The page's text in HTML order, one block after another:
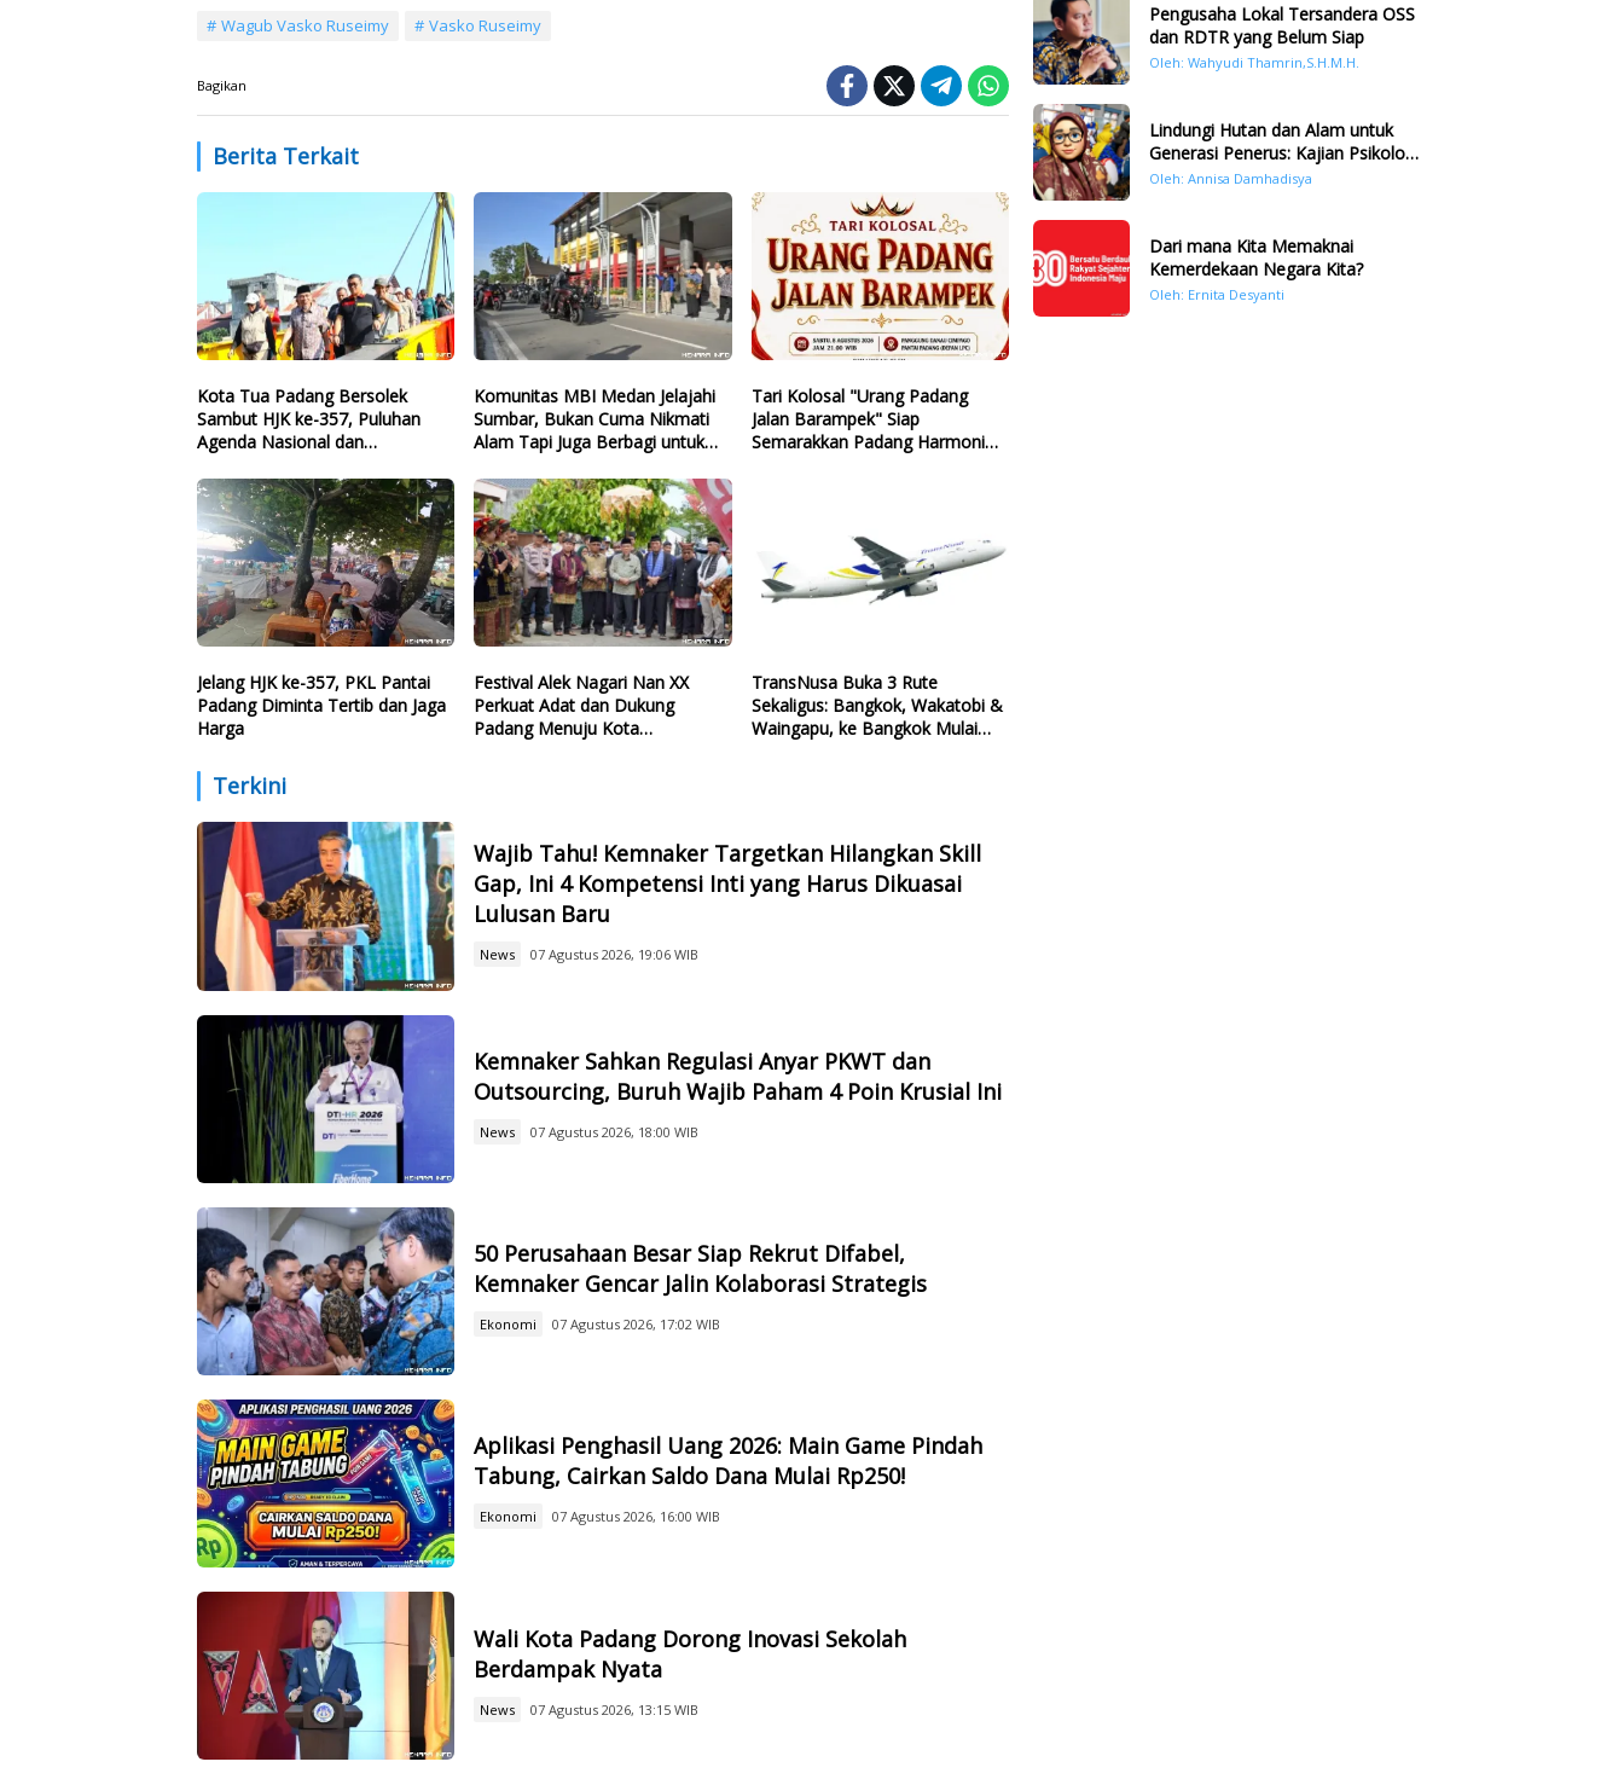
Wagub Vasko Ruseimy
Vasko Ruseimy
Bagikan
Berita Terkait
Kota Tua Padang Bersolek
Sambut HJK ke-357, Puluhan
Agenda Nasional dan
Komunitas MBI Medan Jelajahi
Sumbar, Bukan Cuma Nikmati
Alam Tapi Juga Berbagi untuk
Tari Kolosal "Urang Padang
Jalan Barampek" Siap
Semarakkan Padang Harmoni
Jelang HJK ke-357, PKL Pantai
Padang Diminta Tertib dan Jaga
Harga
Festival Alek Nagari Nan XX
Perkuat Adat dan Dukung
Padang Menuju Kota
TransNusa Buka 3 Rute
Sekaligus: Bangkok, Wakatobi &
Waingapu, ke Bangkok Mulai
Terkini
Wajib Tahu! Kemnaker Targetkan Hilangkan Skill
Gap, Ini 4 Kompetensi Inti yang Harus Dikuasai
Lulusan Baru
News 07 Agustus 2026, 19:06 WIB
Kemnaker Sahkan Regulasi Anyar PKWT dan
Outsourcing, Buruh Wajib Paham 4 Poin Krusial Ini
News 07 Agustus 2026, 18:00 WIB
50 Perusahaan Besar Siap Rekrut Difabel,
Kemnaker Gencar Jalin Kolaborasi Strategis
Ekonomi 07 Agustus 2026, 17:02 WIB
Aplikasi Penghasil Uang 2026: Main Game Pindah
Tabung, Cairkan Saldo Dana Mulai Rp250!
Ekonomi 07 Agustus 2026, 16:00 WIB
Wali Kota Padang Dorong Inovasi Sekolah
Berdampak Nyata
News 07 Agustus 2026, 13:15 WIB
Pengusaha Lokal Tersandera OSS
dan RDTR yang Belum Siap
Oleh: Wahyudi Thamrin,S.H.M.H.
Lindungi Hutan dan Alam untuk
Generasi Penerus: Kajian Psikologi
Bencana Hidrometeorologi di
Oleh: Annisa Damhadisya
Dari mana Kita Memaknai
Kemerdekaan Negara Kita?
Oleh: Ernita Desyanti